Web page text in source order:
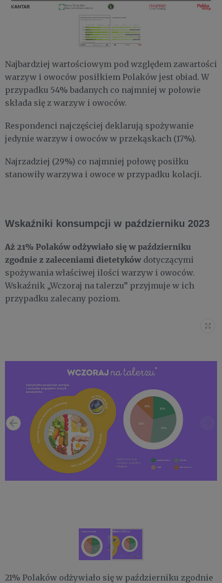
Najbardziej wartościowym pod względem zawartości
warzyw i owoców posiłkiem Polaków jest obiad. W
przypadku 54% badanych co najmniej w połowie
składa się z warzyw i owoców.
Respondenci najczęściej deklarują spożywanie
jedynie warzyw i owoców w przekąskach (17%).
Najrzadziej (29%) co najmniej połowę posiłku
stanowiły warzywa i owoce w przypadku kolacji.
Wskaźniki konsumpcji w październiku 2023
Aż 21% Polaków odżywiało się w październiku
zgodnie z zaleceniami dietetyków dotyczącymi
spożywania właściwej ilości warzyw i owoców.
Wskaźnik „Wczoraj na talerzu” przyjmuje w ich
przypadku zalecany poziom.
21% Polaków odżywiało się w październiku zgodnie